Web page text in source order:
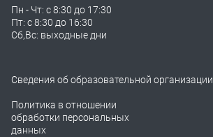
Пн - Чт: с 8:30 до 17:30
Пт: с 8:30 до 16:30
Сб,Вс: выходные дни
Сведения об образовательной организации
Политика в отношении
обработки персональных
данных